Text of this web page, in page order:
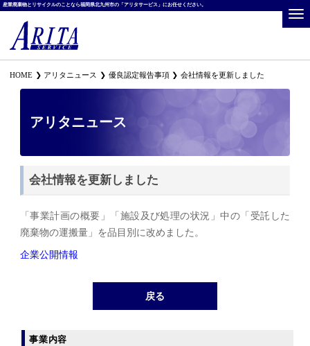
産業廃棄物とリサイクルのことなら福岡県北九州市の「アリタサービス」にお任せください。
HOME アリタニュース 優良認定報告事項 会社情報を更新しました
アリタニュース
会社情報を更新しました
「事業計画の概要」「施設及び処理の状況」中の「受託した
廃棄物の運搬量」を品目別に改めました。
企業公開情報
戻る
事業内容